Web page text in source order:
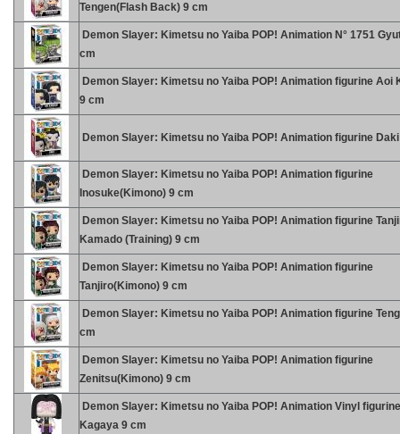
Tengen(Flash Back) 9 cm
Demon Slayer: Kimetsu no Yaiba POP! Animation N° 1751
cm
Demon Slayer: Kimetsu no Yaiba POP! Animation figurine Aoi
9 cm
Demon Slayer: Kimetsu no Yaiba POP! Animation figurine
Demon Slayer: Kimetsu no Yaiba POP! Animation figurine
Inosuke(Kimono) 9 cm
Demon Slayer: Kimetsu no Yaiba POP! Animation figurine
Kamado (Training) 9 cm
Demon Slayer: Kimetsu no Yaiba POP! Animation figurine
Tanjiro(Kimono) 9 cm
Demon Slayer: Kimetsu no Yaiba POP! Animation figurine
cm
Demon Slayer: Kimetsu no Yaiba POP! Animation figurine
Zenitsu(Kimono) 9 cm
Demon Slayer: Kimetsu no Yaiba POP! Animation Vinyl figurine
Kagaya 9 cm